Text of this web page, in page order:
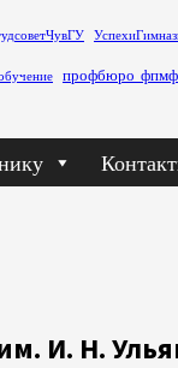
И. Н.